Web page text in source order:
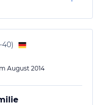
40)
August 2014